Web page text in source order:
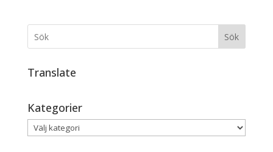
Sök
Translate
Kategorier
Kategorier